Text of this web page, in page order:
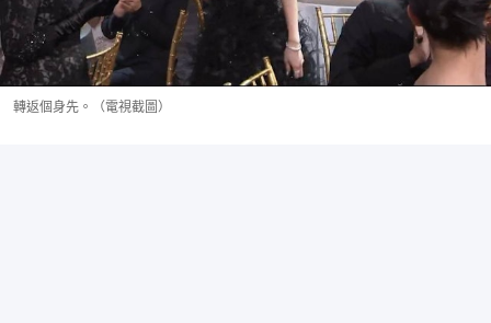
轉返個身先。（電視截圖）